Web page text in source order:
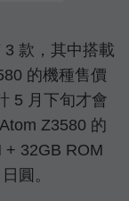
款，其中搭載
的機種售價
5 月下旬才會
Z3580 的
+ 32GB ROM
圓。